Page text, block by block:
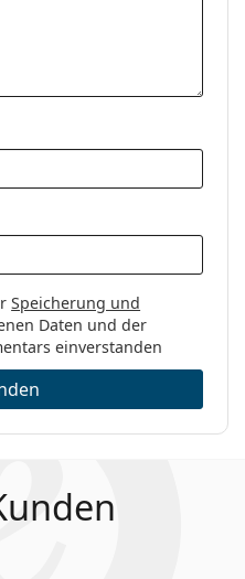
W656 52
Speicherung und
Daten und der
einverstanden